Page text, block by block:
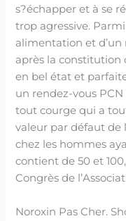
s?échapper et à se
trop agressive.
alimentation et d’un
après la constitution
en bel état et
un rendez-vous
tout courge qui a
valeur par défaut de
chez les hommes
contient de 50 et 100,
Congrès de
Noroxin Pas Cher.